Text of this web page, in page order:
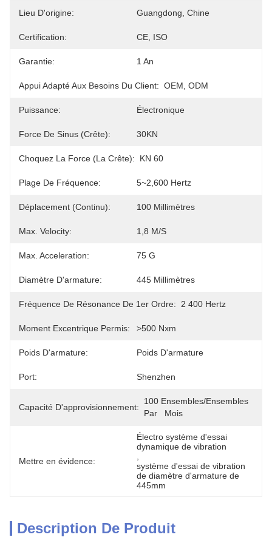
Lieu D'origine: Guangdong, Chine
Certification: CE, ISO
Garantie: 1 An
Appui Adapté Aux Besoins Du Client: OEM, ODM
Puissance: Électronique
Force De Sinus (crête): 30KN
Choquez La Force (la Crête): KN 60
Plage De Fréquence: 5~2,600 Hertz
Déplacement (continu): 100 Millimètres
Max. Velocity: 1,8 M/s
Max. Acceleration: 75 G
Diamètre D'armature: 445 Millimètres
Fréquence De Résonance De 1er Ordre: 2 400 Hertz
Moment Excentrique Permis: >500 Nxm
Poids D'armature: Poids D'armature
Port: Shenzhen
Capacité D'approvisionnement:
100 Ensembles/ensembles
Par   Mois
Mettre en évidence:
Électro système d'essai
dynamique de vibration
système d'essai de vibration
de diamètre d'armature de
445mm
Description De Produit